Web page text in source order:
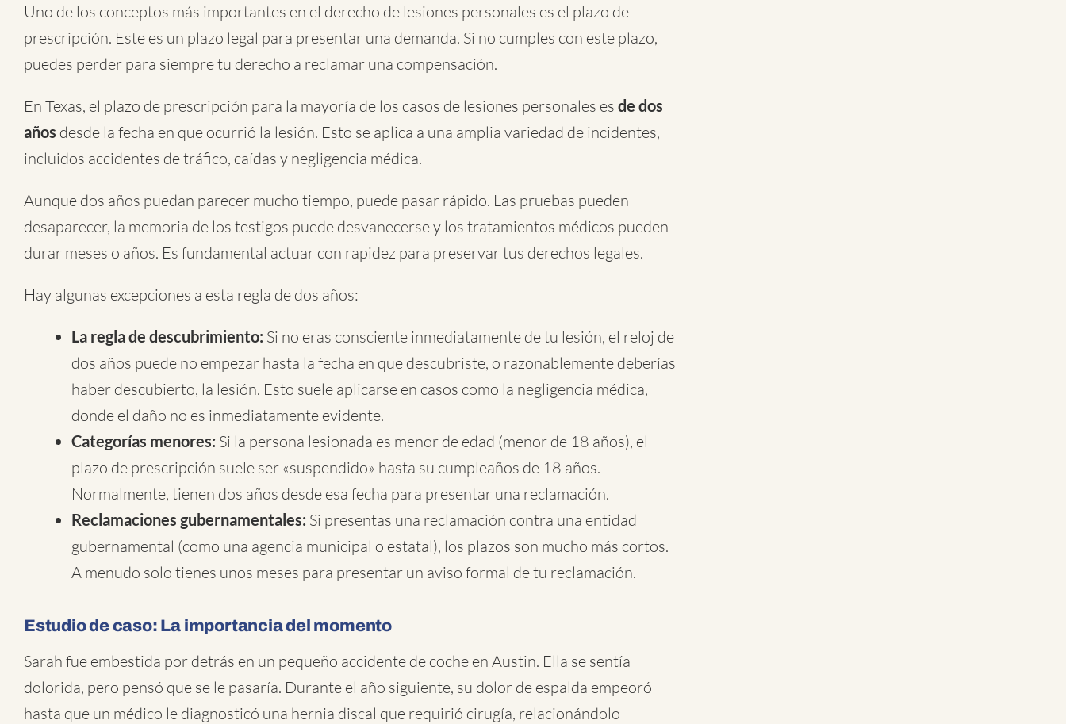
Uno de los conceptos más importantes en el derecho de lesiones personales es el plazo de
prescripción. Este es un plazo legal para presentar una demanda. Si no cumples con este plazo,
puedes perder para siempre tu derecho a reclamar una compensación.
En Texas, el plazo de prescripción para la mayoría de los casos de lesiones personales es de dos
años desde la fecha en que ocurrió la lesión. Esto se aplica a una amplia variedad de incidentes,
incluidos accidentes de tráfico, caídas y negligencia médica.
Aunque dos años puedan parecer mucho tiempo, puede pasar rápido. Las pruebas pueden
desaparecer, la memoria de los testigos puede desvanecerse y los tratamientos médicos pueden
durar meses o años. Es fundamental actuar con rapidez para preservar tus derechos legales.
Hay algunas excepciones a esta regla de dos años:
La regla de descubrimiento: Si no eras consciente inmediatamente de tu lesión, el reloj de
dos años puede no empezar hasta la fecha en que descubriste, o razonablemente deberías
haber descubierto, la lesión. Esto suele aplicarse en casos como la negligencia médica,
donde el daño no es inmediatamente evidente.
Categorías menores: Si la persona lesionada es menor de edad (menor de 18 años), el
plazo de prescripción suele ser «suspendido» hasta su cumpleaños de 18 años.
Normalmente, tienen dos años desde esa fecha para presentar una reclamación.
Reclamaciones gubernamentales: Si presentas una reclamación contra una entidad
gubernamental (como una agencia municipal o estatal), los plazos son mucho más cortos.
A menudo solo tienes unos meses para presentar un aviso formal de tu reclamación.
Estudio de caso: La importancia del momento
Sarah fue embestida por detrás en un pequeño accidente de coche en Austin. Ella se sentía
dolorida, pero pensó que se le pasaría. Durante el año siguiente, su dolor de espalda empeoró
hasta que un médico le diagnosticó una hernia discal que requirió cirugía, relacionándolo